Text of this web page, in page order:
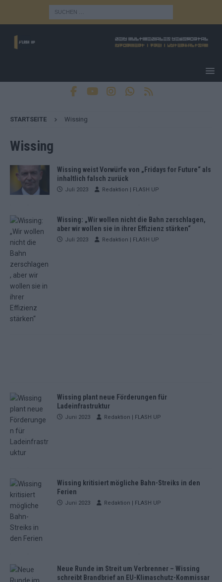
STARTSEITE Wissing
Wissing
Wissing weist Vorwürfe von „Fridays for Future“ als
inhaltlich falsch zurück
Juli 2023 Redaktion | FLASH UP
Wissing: „Wir wollen nicht die Bahn zerschlagen,
aber wir wollen sie in ihrer Effizienz stärken“
Juli 2023 Redaktion | FLASH UP
Wissing plant neue Förderungen für
Ladeinfrastruktur
Juni 2023 Redaktion | FLASH UP
Wissing kritisiert mögliche Bahn-Streiks in den
Ferien
Juni 2023 Redaktion | FLASH UP
Neue Runde im Streit um Verbrenner – Wissing
schreibt Brandbrief an EU-Klimaschutz-Kommissar